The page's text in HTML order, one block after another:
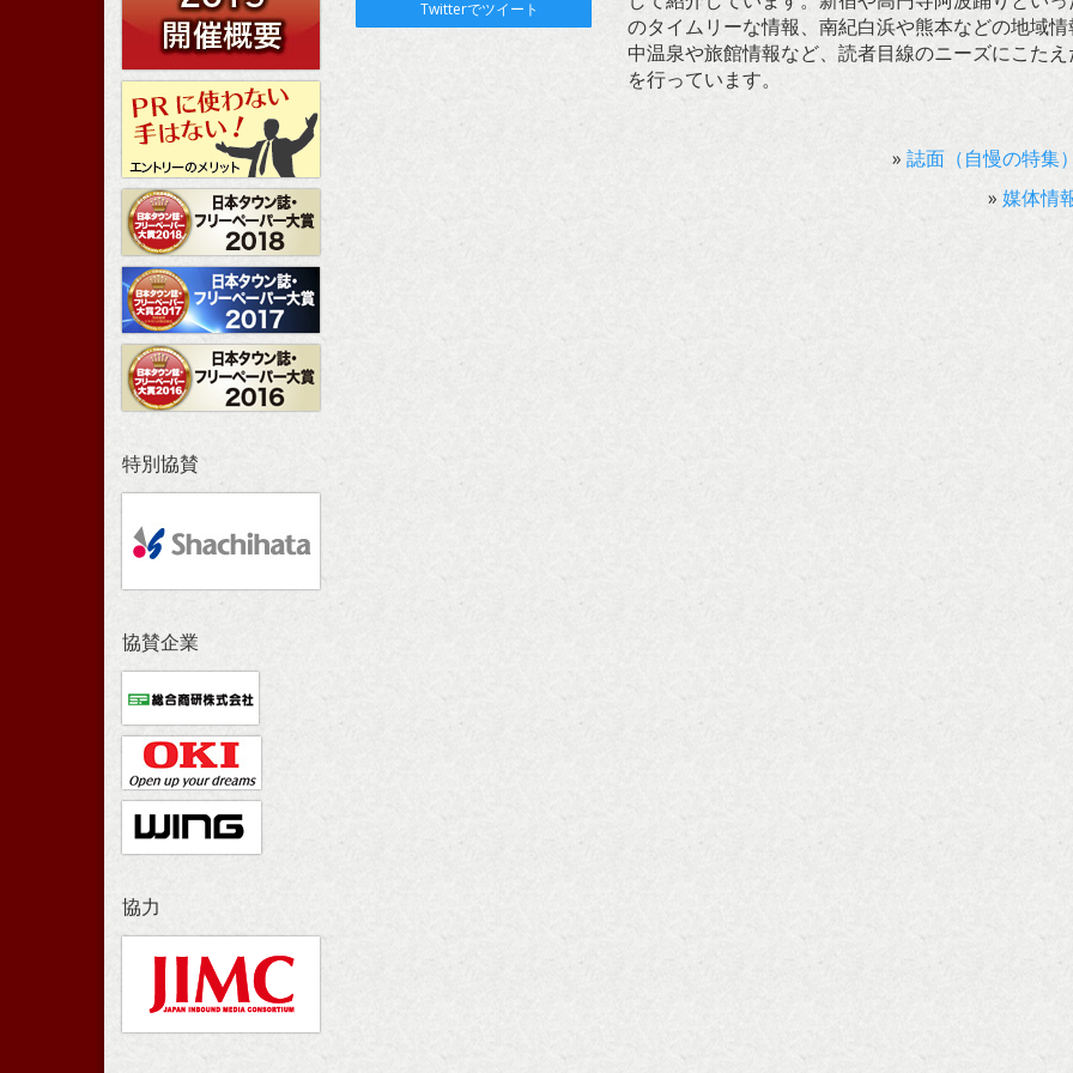
Twitterでツイート
のタイムリーな情報、南紀白浜や熊本などの地域
中温泉や旅館情報など、読者目線のニーズにこた
を行っています。
»誌面（自慢の特集
»媒体情
特別協賛
協賛企業
協力